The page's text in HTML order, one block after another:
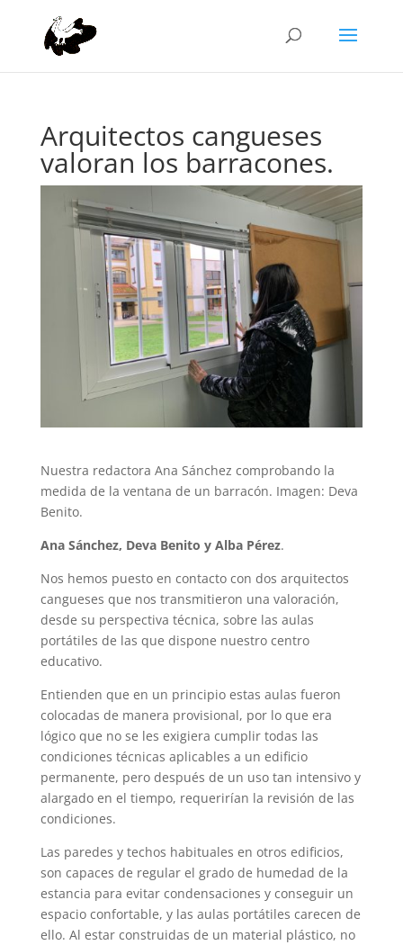
Arquitectos cangueses
valoran los barracones.
Nuestra redactora Ana Sánchez comprobando la
medida de la ventana de un barracón. Imagen: Deva
Benito.
Ana Sánchez, Deva Benito y Alba Pérez.
Nos hemos puesto en contacto con dos arquitectos
cangueses que nos transmitieron una valoración,
desde su perspectiva técnica, sobre las aulas
portátiles de las que dispone nuestro centro
educativo.
Entienden que en un principio estas aulas fueron
colocadas de manera provisional, por lo que era
lógico que no se les exigiera cumplir todas las
condiciones técnicas aplicables a un edificio
permanente, pero después de un uso tan intensivo y
alargado en el tiempo, requerirían la revisión de las
condiciones.
Las paredes y techos habituales en otros edificios,
son capaces de regular el grado de humedad de la
estancia para evitar condensaciones y conseguir un
espacio confortable, y las aulas portátiles carecen de
ello. Al estar construidas de un material plástico, no